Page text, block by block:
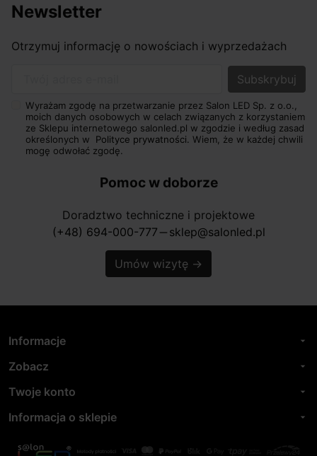
Newsletter
Otrzymuj informację o nowościach i wyprzedażach
Wyrażam zgodę na przetwarzanie przez Salon LED Sp. z o.o.,
moich danych osobowych w celach związanych z korzystaniem
ze Sklepu internetowego salonled.pl w zgodzie i według zasad
określonych w Polityce prywatności. Wiem, że w każdej chwili
mogę odwołać zgodę.
Pomoc w doborze
Doradztwo techniczne i projektowe
(+48) 694-000-777 horizontal_rule sklep@salonled.pl
Umów wizytę →
Informacje arrow_drop_down
Zobacz arrow_drop_down
Twoje konto arrow_drop_down
Informacja o sklepie arrow_drop_down